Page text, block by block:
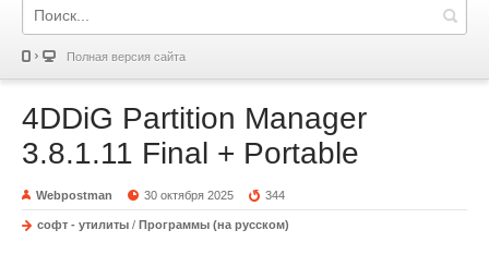
Полная версия сайта
4DDiG Partition Manager
3.8.1.11 Final + Portable
Webpostman 30 октября 2025 344
софт - утилиты / Программы (на русском)